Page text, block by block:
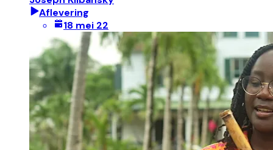
Aflevering
18 mei 22